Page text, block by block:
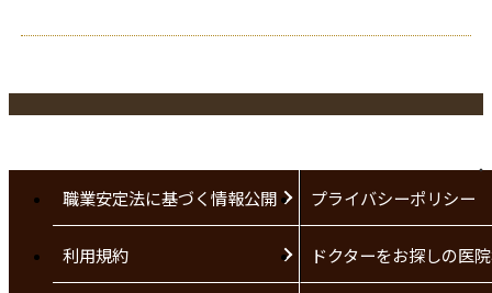
職業安定法に基づく情報公開 プライバシーポリシー
利用規約 ドクターをお探しの医